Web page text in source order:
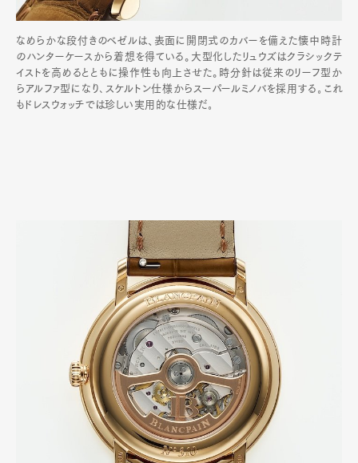
なめらかな段付きのベゼルは、表面に開閉式のカバーを備えた懐中時計
のハンターケースから着想を得ている。大型化したリュウズはクラシックテ
イストを高めるとともに操作性も向上させた。時分針は従来のリーフ型か
らアルファ型になり､スケルトン仕様からスーパールミノバを採用する｡これ
もドレスウォッチでは珍しい実用的な仕様だ｡